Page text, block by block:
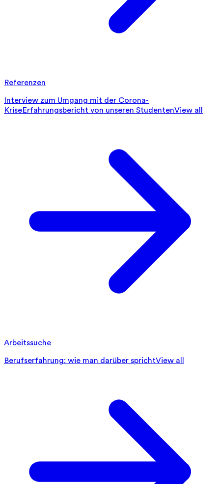
Referenzen
Interview zum Umgang mit der Corona-
KriseErfahrungsbericht von unseren StudentenView all
Arbeitssuche
Berufserfahrung: wie man darüber sprichtView all